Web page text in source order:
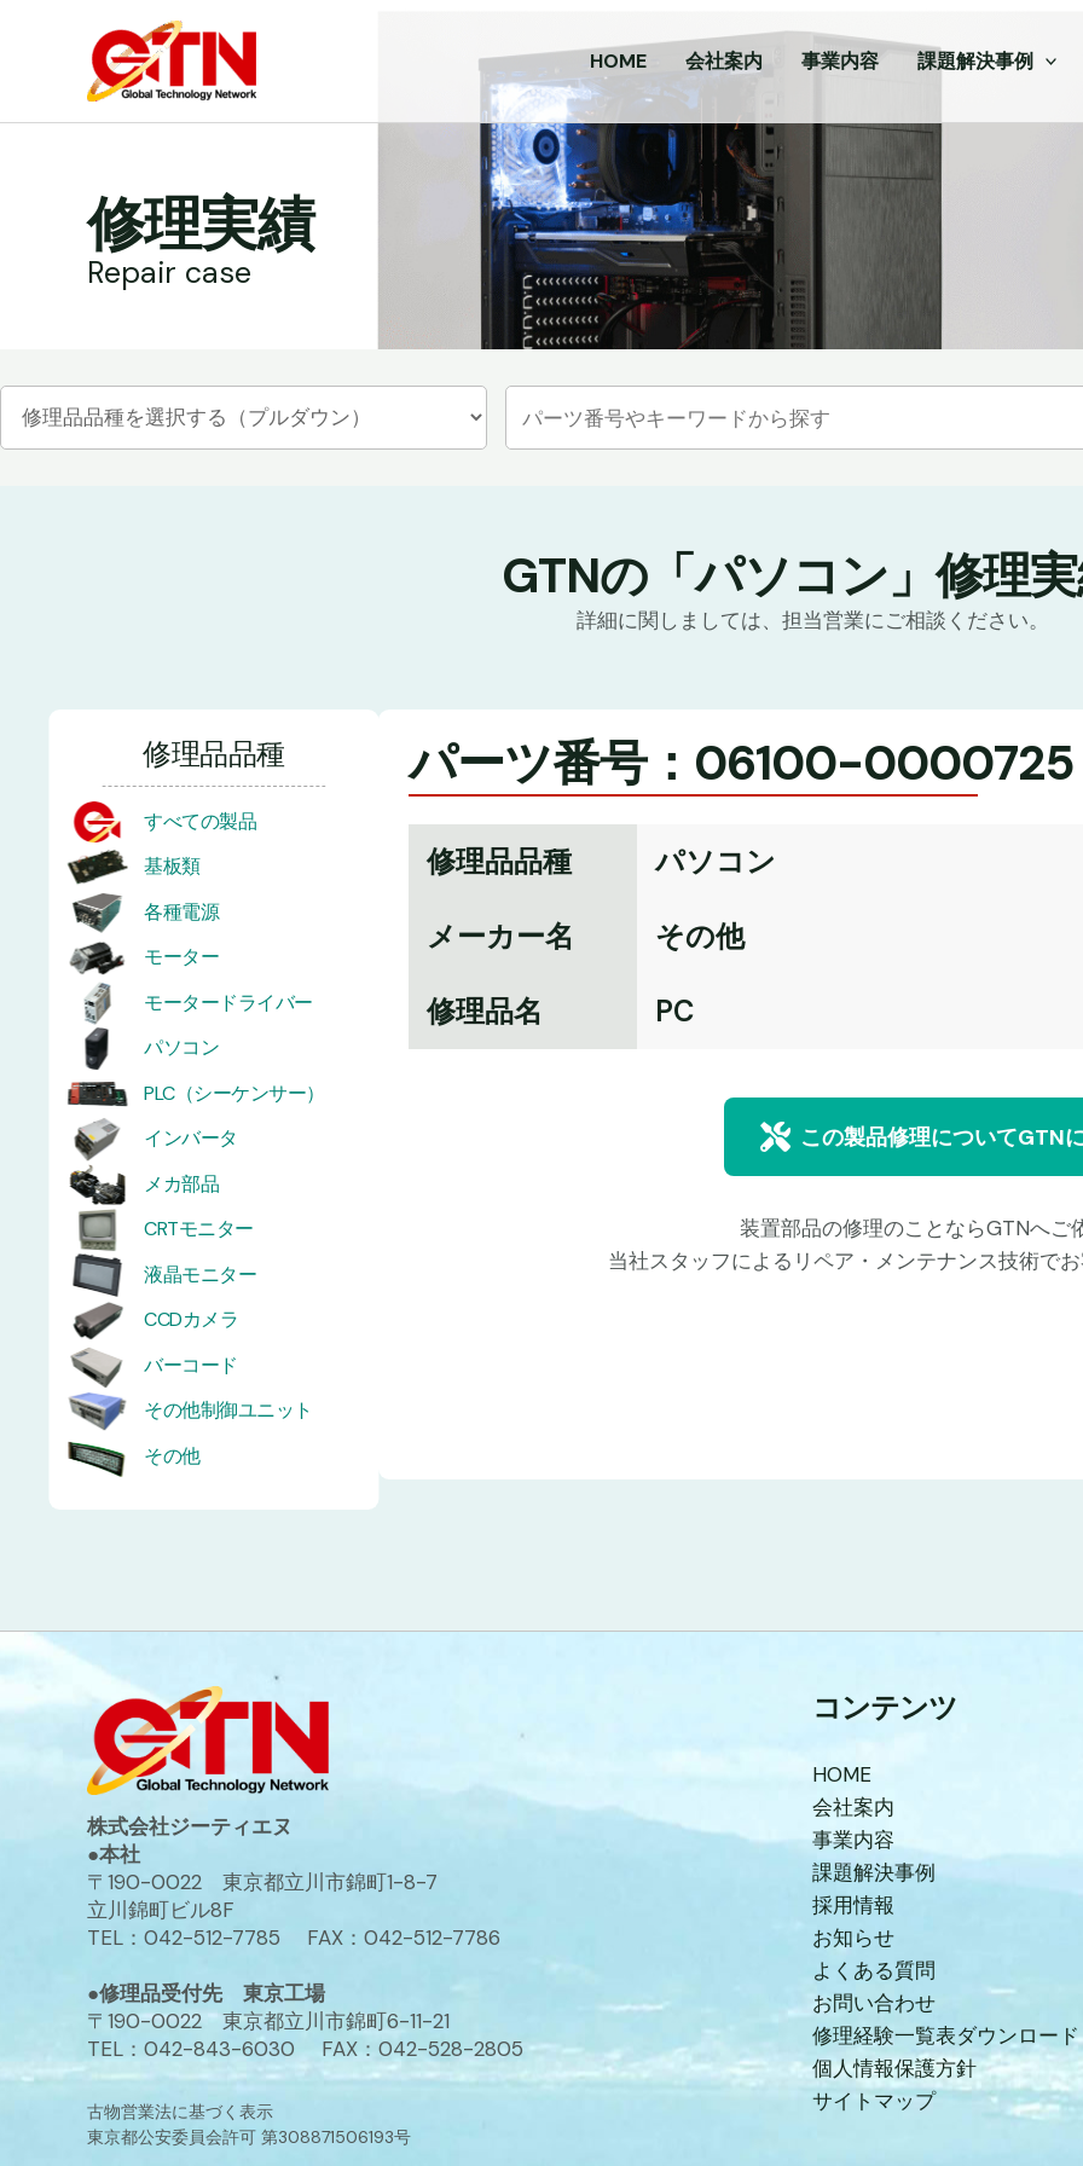
HOME 会社案内 事業内容 課題解決事例
修理実績
Repair case
GTNの「パソコン」修理
詳細に関しましては、担当営業にご相談ください。
修理品品種
すべての製品
基板類
各種電源
モーター
モータードライバー
パソコン
PLC（シーケンサー）
インバータ
メカ部品
CRTモニター
液晶モニター
CCDカメラ
バーコード
その他制御ユニット
その他
パーツ番号：06100-0000725
修理品品種
パソコン
メーカー名
その他
修理品名
PC
この製品修理についてGTN
装置部品の修理のことならGTNへご
当社スタッフによるリペア・メンテナンス技術で
株式会社ジーティエヌ
●本社
〒190-0022 東京都立川市錦町1-8-7
立川錦町ビル8F
TEL：042-512-7785 FAX：042-512-7786
●修理品受付先 東京工場
〒190-0022 東京都立川市錦町6-11-21
TEL：042-843-6030 FAX：042-528-2805
古物営業法に基づく表示
東京都公安委員会許可 第308871506193号
コンテンツ
HOME
会社案内
事業内容
課題解決事例
採用情報
お知らせ
よくある質問
お問い合わせ
修理経験一覧表ダウンロード
個人情報保護方針
サイトマップ